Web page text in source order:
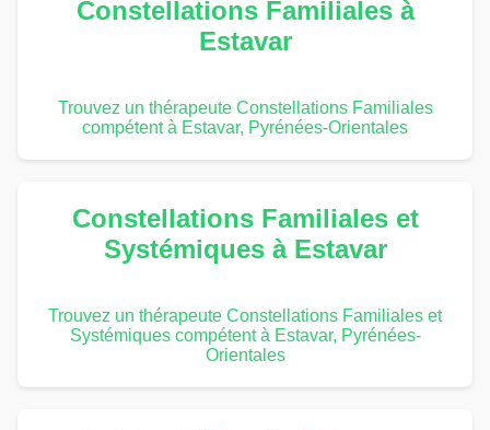
Constellations Familiales à
Estavar
Trouvez un thérapeute Constellations Familiales
compétent à Estavar, Pyrénées-Orientales
Constellations Familiales et
Systémiques à Estavar
Trouvez un thérapeute Constellations Familiales et
Systémiques compétent à Estavar, Pyrénées-
Orientales